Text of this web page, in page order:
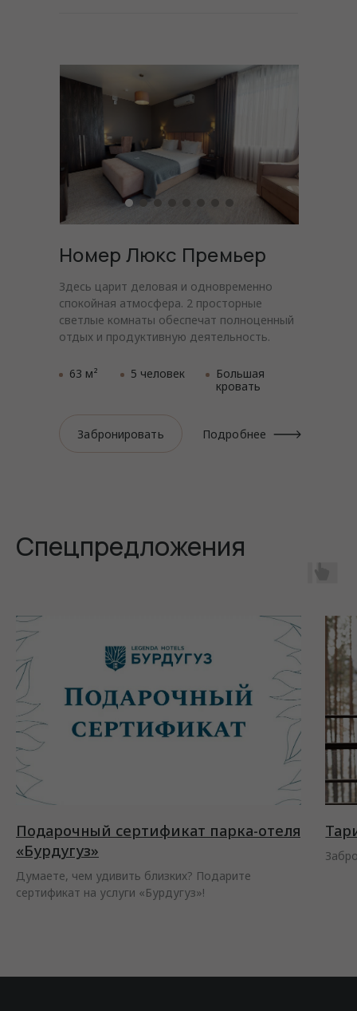
Номер Люкс Премьер
Здесь царит деловая и одновременно
спокойная атмосфера. 2 просторные
светлые комнаты обеспечат полноценный
отдых и продуктивную деятельность.
5 человек
Забронировать
Большая
кровать
63 м²
Подробнее
Спецпредложения
Подарочный сертификат парка-отеля
«Бурдугуз»
Думаете, чем удивить близких? Подарите
сертификат на услуги «Бурдугуз»!